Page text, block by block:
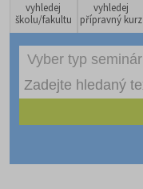
vyhledej
školu/fakultu
vyhledej
přípravný kurz